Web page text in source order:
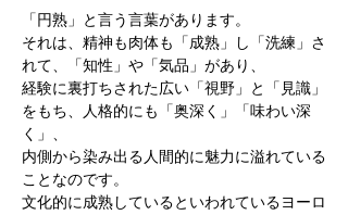
「円熟」と言う言葉があります。
それは、精神も肉体も「成熟」し「洗練」さ
れて、「知性」や「気品」があり、
経験に裏打ちされた広い「視野」と「見識」
をもち、人格的にも「奥深く」「味わい深
く」、
内側から染み出る人間的に魅力に溢れている
ことなのです。
文化的に成熟しているといわれているヨーロ